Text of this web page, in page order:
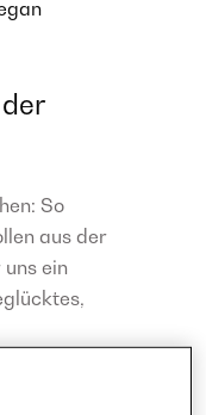
So
aus der
ein